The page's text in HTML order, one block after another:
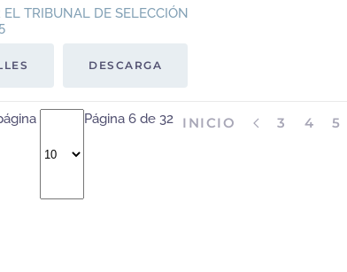
TRIBUNAL DE SELECCIÓN
DESCARGA
Página 6 de 32 INICIO 3 4 5